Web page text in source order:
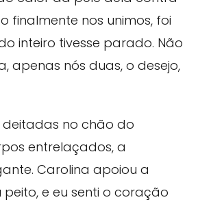
finalmente nos unimos, foi
inteiro tivesse parado. Não
apenas nós duas, o desejo,
deitadas no chão do
entrelaçados, a
Carolina apoiou a
e eu senti o coração